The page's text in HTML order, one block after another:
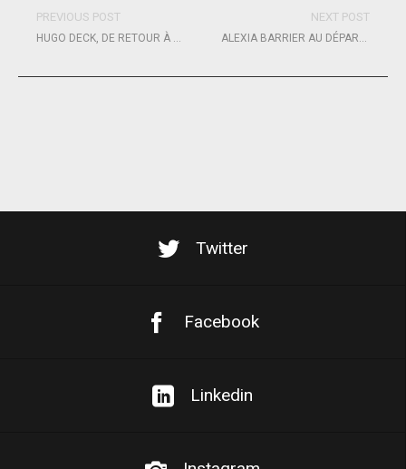
PREVIOUS POST
HUGO DECK, DE RETOUR À LA COMPÉTITION SUITE À SA GRANDE VICTOIRE SUR LA MAXI RACE
NEXT POST
ALEXIA BARRIER AU DÉPART DE LA ROUTE DU RHUM 2026 : UNE PREMIÈRE HISTORIQUE EN ULTIM
Twitter
Facebook
Linkedin